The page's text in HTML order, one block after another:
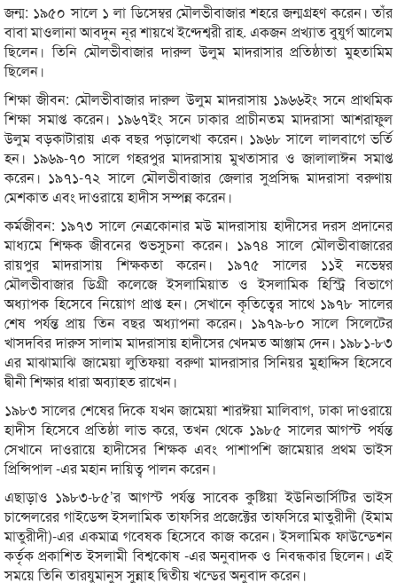
জন্ম: ১৯৫০ সালে ১ লা ডিসেম্বর মৌলভীবাজার শহরে জন্মগ্রহণ করেন। তাঁর
বাবা মাওলানা আবদুন নূর শায়খে ইণ্দেশ্বরী রাহ. একজন প্রখ্যাত বুযুর্গ আলেম
ছিলেন। তিনি মৌলভীবাজার দারুল উলুম মাদরাসার প্রতিষ্ঠাতা মুহতামিম
ছিলেন।
শিক্ষা জীবন: মৌলভীবাজার দারুল উলুম মাদরাসায় ১৯৬৬ইং সনে প্রাথমিক
শিক্ষা সমাপ্ত করেন। ১৯৬৭ইং সনে ঢাকার প্রাচীনতম মাদরাসা আশরাফুল
উলুম বড়কাটারায় এক বছর পড়ালেখা করেন। ১৯৬৮ সালে লালবাগে ভর্তি
হন। ১৯৬৯-৭০ সালে গহরপুর মাদরাসায় মুখতাসার ও জালালাঈন সমাপ্ত
করেন। ১৯৭১-৭২ সালে মৌলভীবাজার জেলার সুপ্রসিদ্ধ মাদরাসা বরুণায়
মেশকাত এবং দাওরায়ে হাদীস সম্পন্ন করেন।
কর্মজীবন: ১৯৭৩ সালে নেত্রকোনার মউ মাদরাসায় হাদীসের দরস প্রদানের
মাধ্যমে শিক্ষক জীবনের শুভসুচনা করেন। ১৯৭৪ সালে মৌলভীবাজারের
রায়পুর মাদরাসায় শিক্ষকতা করেন। ১৯৭৫ সালের ১১ই নভেম্বর
মৌলভীবাজার ডিগ্রী কলেজে ইসলামিয়াত ও ইসলামিক হিস্ট্রি বিভাগে
অধ্যাপক হিসেবে নিয়োগ প্রাপ্ত হন। সেখানে কৃতিত্বের সাথে ১৯৭৮ সালের
শেষ পর্যন্ত প্রায় তিন বছর অধ্যাপনা করেন। ১৯৭৯-৮০ সালে সিলেটের
খাসদবির দারুস সালাম মাদরাসায় হাদীসের খেদমত আঞ্জাম দেন। ১৯৮১-৮৩
এর মাঝামাঝি জামেয়া লুত্ফিয়া বরুণা মাদরাসার সিনিয়র মুহাদ্দিস হিসেবে
দ্বীনী শিক্ষার ধারা অব্যাহত রাখেন।
১৯৮৩ সালের শেষের দিকে যখন জামেয়া শারঈয়া মালিবাগ, ঢাকা দাওরায়ে
হাদীস হিসেবে প্রতিষ্ঠা লাভ করে, তখন থেকে ১৯৮৫ সালের আগস্ট পর্যন্ত
সেখানে দাওরায়ে হাদীসের শিক্ষক এবং পাশাপশি জামেয়ার প্রথম ভাইস
প্রিন্সিপাল -এর মহান দায়িত্ব পালন করেন।
এছাড়াও ১৯৮৩-৮৫’র আগস্ট পর্যন্ত সাবেক কুষ্টিয়া ইউনিভার্সিটির ভাইস
চান্সেলরের গাইডেন্স ইসলামিক তাফসির প্রজেক্টের তাফসিরে মাতুরীদী (ইমাম
মাতুরীদী)-এর একমাত্র গবেষক হিসেবে কাজ করেন। ইসলামিক ফাউন্ডেশন
কর্তৃক প্রকাশিত ইসলামী বিশ্বকোষ -এর অনুবাদক ও নিবন্ধকার ছিলেন। এই
সময়ে তিনি তারযুমানুস সুন্নাহ দ্বিতীয় খন্ডের অনুবাদ করেন।